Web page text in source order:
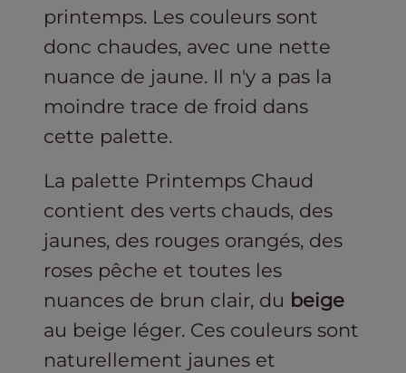
printemps. Les couleurs sont
donc chaudes, avec une nette
nuance de jaune. Il n'y a pas la
moindre trace de froid dans
cette palette.
La palette Printemps Chaud
contient des verts chauds, des
jaunes, des rouges orangés, des
roses pêche et toutes les
nuances de brun clair, du beige
au beige léger. Ces couleurs sont
naturellement jaunes et